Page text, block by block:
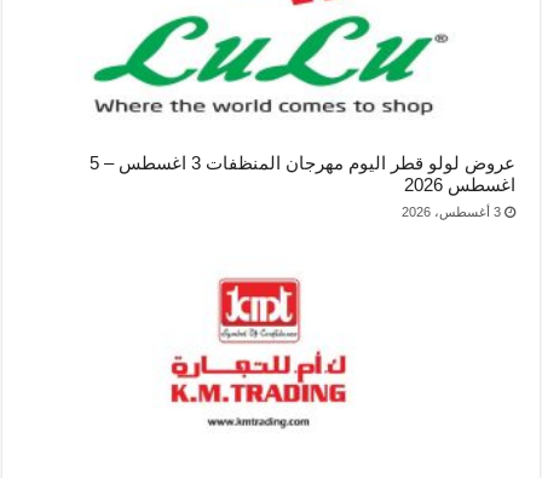
عروض لولو قطر اليوم مهرجان المنظفات 3 اغسطس – 5
اغسطس 2026
3 أغسطس، 2026